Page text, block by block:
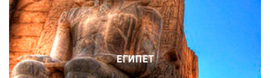
ЕГИПЕТ
РОССИЯ